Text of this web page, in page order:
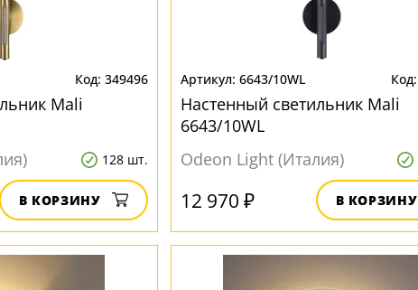
349496
Mali
128 шт.
В КОРЗИНУ
6643/10WL
Настенный светильник Mali
6643/10WL
Odeon Light (Италия)
12 970 ₽ В КОРЗИНУ